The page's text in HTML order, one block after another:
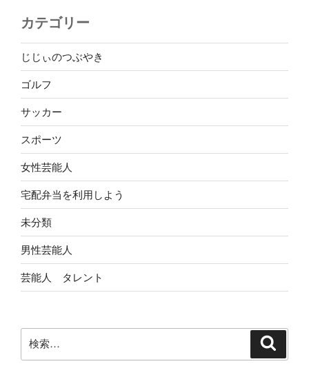
カテゴリー
じじぃのつぶやき
ゴルフ
サッカー
スポーツ
女性芸能人
宅配弁当を利用しよう
未分類
男性芸能人
芸能人 タレント
索: